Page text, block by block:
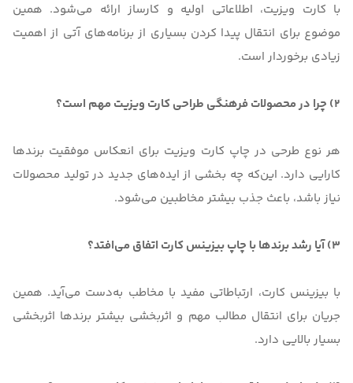
با کارت ویزیت، اطلاعاتی اولیه و کارساز ارائه می‌شود. همین
موضوع برای انتقال پیدا کردن بسیاری از برنامه‌های آتی از اهمیت
زیادی برخوردار است.
2) چرا در محصولات فرهنگی طراحی کارت ویزیت مهم است؟
هر نوع طرحی در چاپ کارت ویزیت برای انعکاس موفقیت برندها
کارایی دارد. این‌که چه بخشی از ایده‌‌های جدید در تولید محصولات
نیاز باشد، باعث جذب بیشتر مخاطبین می‌شود.
3) آیا رشد برندها با چاپ بیزینس کارت اتفاق می‌افتد؟
با بیزینس کارت، ارتباطاتی مفید با مخاطب به‌دست می‌آید. همین
جریان برای انتقال مطالب مهم و اثربخشی بیشتر برندها اثربخشی
بسیار بالایی دارد.